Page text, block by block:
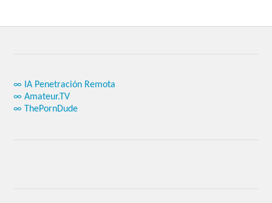
∞ IA Penetración Remota
∞ Amateur.TV
∞ ThePornDude